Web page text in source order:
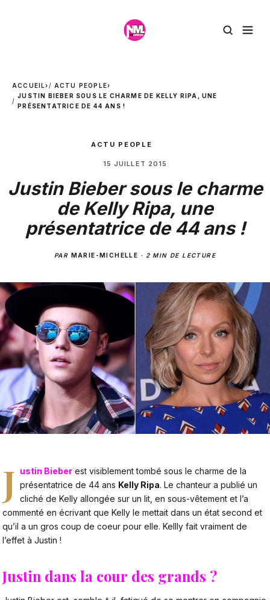
ACCUEIL› ACTU PEOPLE›
JUSTIN BIEBER SOUS LE CHARME DE KELLY RIPA, UNE
PRÉSENTATRICE DE 44 ANS !
ACTU PEOPLE
15 JUILLET 2015
Justin Bieber sous le charme
de Kelly Ripa, une
présentatrice de 44 ans !
PAR MARIE-MICHELLE · 2 MIN DE LECTURE
J ustin Bieber est visiblement tombé sous le charme de la
présentatrice de 44 ans Kelly Ripa. Le chanteur a publié un
cliché de Kelly allongée sur un lit, en sous-vêtement et l’a
commenté en écrivant que Kelly le mettait dans un état second et
qu’il a un gros coup de coeur pour elle. Kellly fait vraiment de
l’effet à Justin !
Justin dans la cour des grands ?